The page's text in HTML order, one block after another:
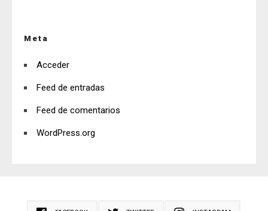
Meta
Acceder
Feed de entradas
Feed de comentarios
WordPress.org